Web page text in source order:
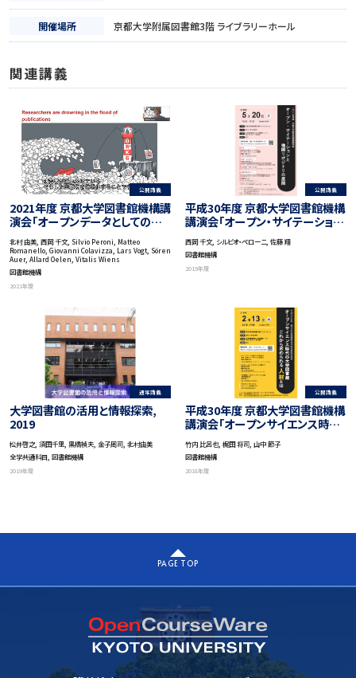
開催場所 京都大学附属図書館3階 ライブラリーホール
関連講義
公開講義
2021年度 京都大学図書館機構講
演会「オープンデータとしての学
術論文」
北村 由美, 西岡 千文, Silvio Peroni, Matteo
Romanello, Giovanni Colavizza, Lars Vogt, Sören
Auer, Allard Oelen, Vitalis Wiens
図書館機構
2021年度
公開講義
平成30年度 京都大学図書館機構
講演会「オープン・サイテーション
と機関リポジトリの展開」, 2019
西岡 千文, シルビオ・ペローニ, 佐藤 翔
図書館機構
2019年度
通常講義
大学図書館の活用と情報探索,
2019
松井啓之, 須田千里, 黒橋禎夫, 金子周司, 北村由美
全学共通科目, 図書館機構
2019年度
公開講義
平成30年度 京都大学図書館機構
講演会「オープンサイエンス時代
の大学図書館ーこれから求めら
れる人材とはー」
竹内 比呂也, 梶田 将司, 山中 節子
図書館機構
2018年度
PAGE TOP